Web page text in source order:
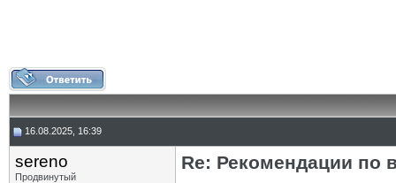
16.08.2025, 16:39
sereno
Продвинутый
Re: Рекомендации по